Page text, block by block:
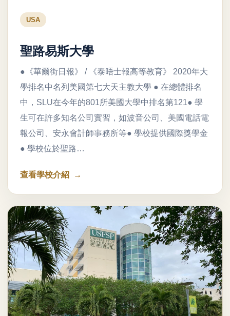
USA
聖路易斯大學
●《華爾街日報》 / 《泰晤士報高等教育》 2020年大
學排名中名列美國第七大天主教大學 ● 在總體排名
中，SLU在今年的801所美國大學中排名第121● 學
生可在許多知名公司實習，如波音公司、美國電話電
報公司、安永會計師事務所等● 學校提供國際獎學金
● 學校位於聖路…
查看學校介紹